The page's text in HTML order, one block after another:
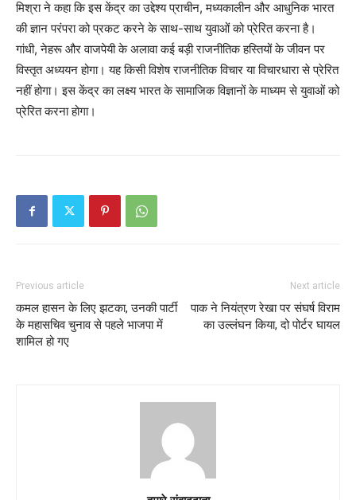
मिश्रा ने कहा कि इस केंद्र का उद्देश्य प्राचीन, मध्यकालीन और आधुनिक भारत
की ज्ञान परंपरा को प्रकट करने के साथ-साथ युवाओं को प्रेरित करना है।
गांधी, नेहरू और वाजपेयी के अलावा कई बड़ी राजनीतिक हस्तियों के जीवन पर
विस्तृत अध्ययन होगा। यह किसी विशेष राजनीतिक विचार या विचारधारा से प्रेरित
नहीं होगा। इस केंद्र का लक्ष्य भारत के सामाजिक विज्ञानों के माध्यम से युवाओं को
प्रेरित करना होगा।
Previous article
कमल हासन के लिए झटका, उनकी पार्टी
के महासचिव चुनाव से पहले भाजपा में
शामिल हो गए
Next article
पाक ने नियंत्रण रेखा पर संघर्ष विराम
का उल्लंघन किया, दो पोर्टर घायल